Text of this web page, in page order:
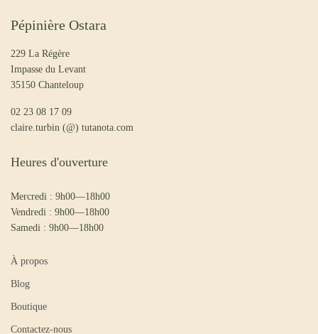
Pépinière Ostara
229 La Régère
Impasse du Levant
35150 Chanteloup
02 23 08 17 09
claire.turbin (@) tutanota.com
Heures d'ouverture
Mercredi : 9h00—18h00
Vendredi : 9h00—18h00
Samedi : 9h00—18h00
À propos
Blog
Boutique
Contactez-nous